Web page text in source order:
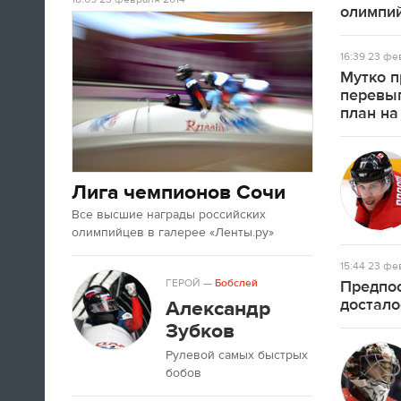
А если вы устали от соревнований за
последние недели, то воттекстпро
неспортивные итоги Олимпиады в
Сочи.
09:33
Третьяк сказал, что Олега Знарока в
сборной России не будет.
09:13
Лига чемпионов Сочи
Все высшие награды российских
олимпийцев в галерее «Ленты.ру»
ГЕРОЙ —Бобслей
Александр
Зубков
Рулевой самых быстрых
бобов
16:3923
Мутко
план
15:4423